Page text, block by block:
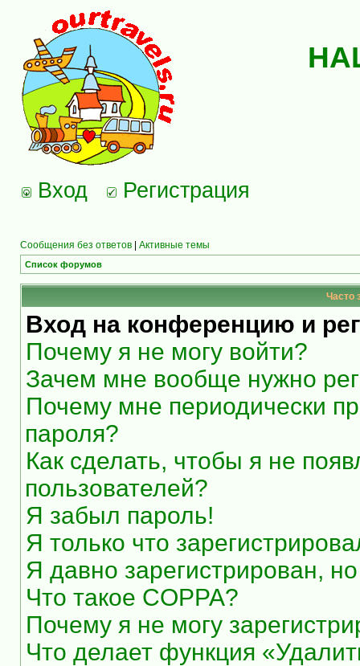
Вход Регистрация
Сообщения без ответов | Активные темы
Список форумов
Часто
Вход на конференцию и
Почему я не могу войти?
Зачем мне вообще нужно
Почему мне периодически
пароля?
Как сделать, чтобы я не
пользователей?
Я забыл пароль!
Я только что
Я давно зарегистрирован,
Что такое COPPA?
Почему я не могу
Что делает функция